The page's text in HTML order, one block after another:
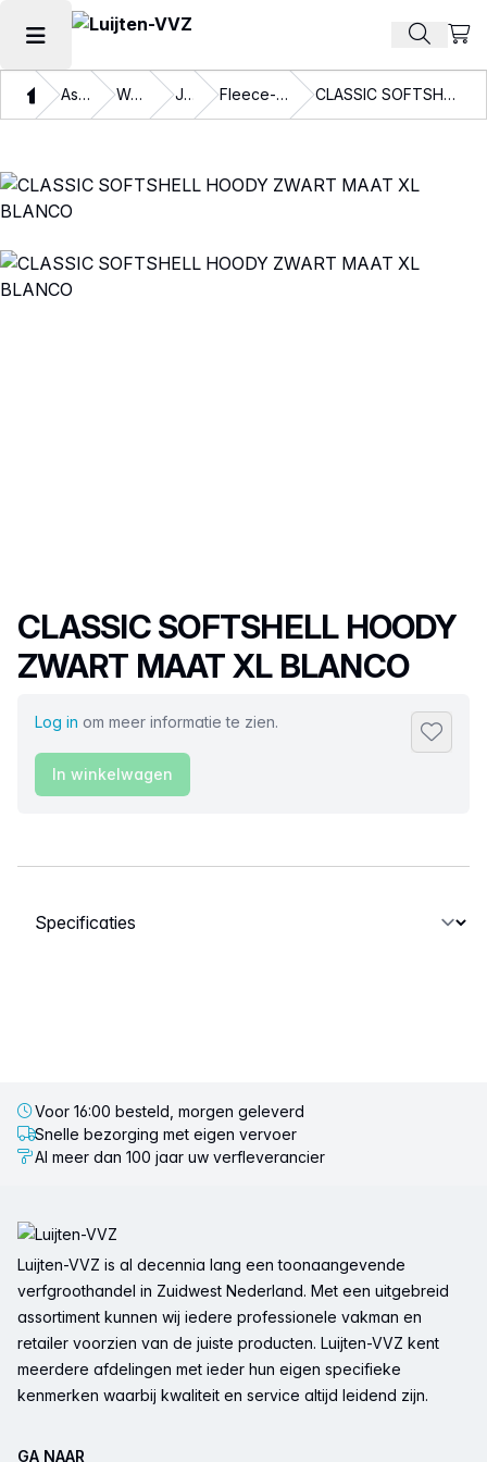
Hoofdmenu openen Zoek
ThuisAssortiment Werkkleding Jassen Fleece- en Softshelljassen CLASSIC SOFTSHELL HOODY ZWART MAAT XL BLANCO
Productnaam
CLASSIC SOFTSHELL HOODY
ZWART MAAT XL BLANCO
Log in om meer informatie te zien.
In winkelwagen
Selecteer een tabblad
Voor 16:00 besteld, morgen geleverd
Snelle bezorging met eigen vervoer
Al meer dan 100 jaar uw verfleverancier
Luijten-VVZ is al decennia lang een toonaangevende
verfgroothandel in Zuidwest Nederland. Met een uitgebreid
assortiment kunnen wij iedere professionele vakman en
retailer voorzien van de juiste producten. Luijten-VVZ kent
meerdere afdelingen met ieder hun eigen specifieke
kenmerken waarbij kwaliteit en service altijd leidend zijn.
GA NAAR